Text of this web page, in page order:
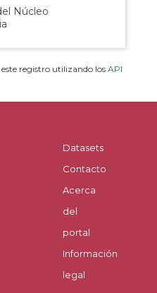
Núcleo
registro utilizando losAPI
Datasets
Contacto
Acerca
del
portal
Información
legal